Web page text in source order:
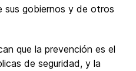
sus gobiernos y de otros
que la prevención es el
de seguridad, y la